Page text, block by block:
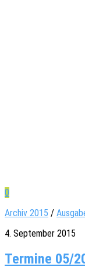
0
Archiv 2015 /
4. September 2015
Termine 05/